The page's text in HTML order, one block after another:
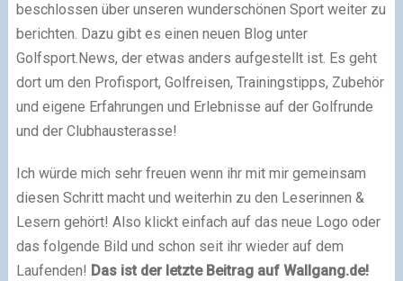
beschlossen über unseren wunderschönen Sport weiter zu
berichten. Dazu gibt es einen neuen Blog unter
Golfsport.News, der etwas anders aufgestellt ist. Es geht
dort um den Profisport, Golfreisen, Trainingstipps, Zubehör
und eigene Erfahrungen und Erlebnisse auf der Golfrunde
und der Clubhausterasse!
Ich würde mich sehr freuen wenn ihr mit mir gemeinsam
diesen Schritt macht und weiterhin zu den Leserinnen &
Lesern gehört! Also klickt einfach auf das neue Logo oder
das folgende Bild und schon seit ihr wieder auf dem
Laufenden! Das ist der letzte Beitrag auf Wallgang.de!